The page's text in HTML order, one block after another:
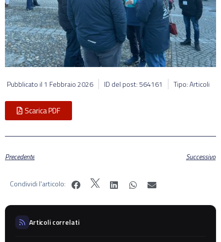
Pubblicato il 1 Febbraio 2026 ID del post: 564161 Tipo: Articoli
Scarica PDF
Precedente Successivo
Condividi l'articolo:
Articoli correlati